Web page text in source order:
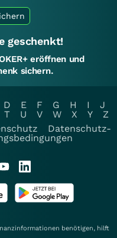
geschenkt!
eröffnen und
sichern.
D E F G H I
J
T U V W X Y
Z
Datenschutz-
benötigen, hilft